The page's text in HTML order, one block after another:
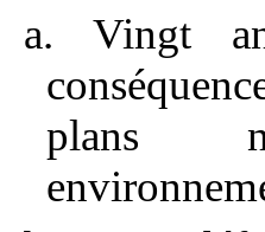
a. Vingt
plans